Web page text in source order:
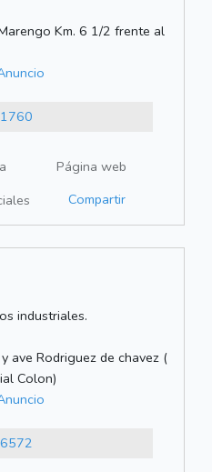
Km. 6 1/2 frente al
Página web
Compartir
industriales.
ave Rodriguez de chavez (
Colon)